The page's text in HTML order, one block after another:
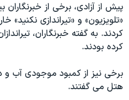
پیش از آزادی، برخی از خبرنگاران
«تلویزیون» و «تیراندازی نکنید»
کردند. به گفته خبرنگاران،
کرده بودند.
برخی نیز از کمبود موجودی آب و
هتل می گفتند.